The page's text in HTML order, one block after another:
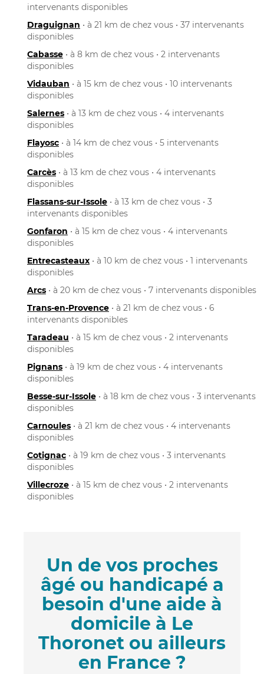
intervenants disponibles
Draguignan • à 21 km de chez vous • 37 intervenants
disponibles
Cabasse • à 8 km de chez vous • 2 intervenants
disponibles
Vidauban • à 15 km de chez vous • 10 intervenants
disponibles
Salernes • à 13 km de chez vous • 4 intervenants
disponibles
Flayosc • à 14 km de chez vous • 5 intervenants
disponibles
Carcès • à 13 km de chez vous • 4 intervenants
disponibles
Flassans-sur-Issole • à 13 km de chez vous • 3
intervenants disponibles
Gonfaron • à 15 km de chez vous • 4 intervenants
disponibles
Entrecasteaux • à 10 km de chez vous • 1 intervenants
disponibles
Arcs • à 20 km de chez vous • 7 intervenants disponibles
Trans-en-Provence • à 21 km de chez vous • 6
intervenants disponibles
Taradeau • à 15 km de chez vous • 2 intervenants
disponibles
Pignans • à 19 km de chez vous • 4 intervenants
disponibles
Besse-sur-Issole • à 18 km de chez vous • 3 intervenants
disponibles
Carnoules • à 21 km de chez vous • 4 intervenants
disponibles
Cotignac • à 19 km de chez vous • 3 intervenants
disponibles
Villecroze • à 15 km de chez vous • 2 intervenants
disponibles
Un de vos proches
âgé ou handicapé a
besoin d'une aide à
domicile à Le
Thoronet ou ailleurs
en France ?